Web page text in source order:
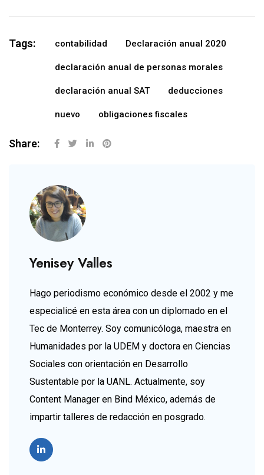
Tags: contabilidad Declaración anual 2020
declaración anual de personas morales
declaración anual SAT deducciones
nuevo obligaciones fiscales
Share:
Yenisey Valles
Hago periodismo económico desde el 2002 y me
especialicé en esta área con un diplomado en el
Tec de Monterrey. Soy comunicóloga, maestra en
Humanidades por la UDEM y doctora en Ciencias
Sociales con orientación en Desarrollo
Sustentable por la UANL. Actualmente, soy
Content Manager en Bind México, además de
impartir talleres de redacción en posgrado.